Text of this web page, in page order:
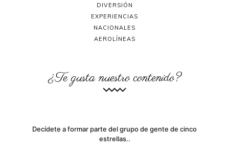
DIVERSIÓN
EXPERIENCIAS
NACIONALES
AEROLÍNEAS
¿Te gusta nuestro contenido?
Decídete a formar parte del grupo de gente de cinco
estrellas..